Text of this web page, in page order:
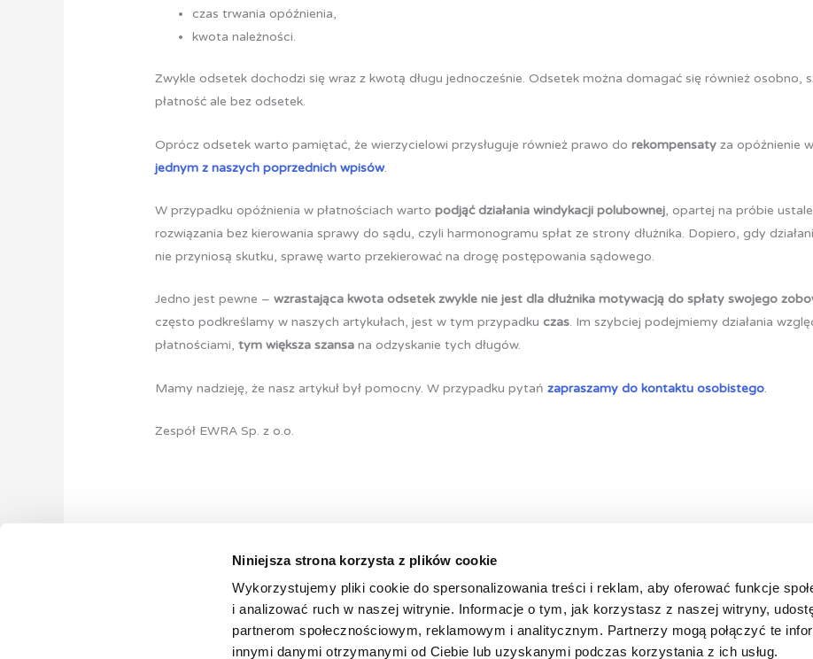
Niniejsza strona korzysta z plików cookie
Wykorzystujemy pliki cookie do spersonalizowania treści i reklam, aby oferować funkcje
i analizować ruch w naszej witrynie. Informacje o tym, jak korzystasz z naszej witryny,
partnerom społecznościowym, reklamowym i analitycznym. Partnerzy mogą połączyć te
innymi danymi otrzymanymi od Ciebie lub uzyskanymi podczas korzystania z ich usług.
czas trwania opóźnienia,
kwota należności.
Zwykle odsetek dochodzi się wraz z kwotą długu jednocześnie. Odsetek można domagać się również osobno,
płatność ale bez odsetek.
Oprócz odsetek warto pamiętać, że wierzycielowi przysługuje również prawo dorekompensaty za opóźnienie
jednym z naszych poprzednich wpisów.
W przypadku opóźnienia w płatnościach wartopodjąć działania windykacji polubownej, opartej na próbie
rozwiązania bez kierowania sprawy do sądu, czyli harmonogramu spłat ze strony dłużnika. Dopiero, gdy
nie przyniosą skutku, sprawę warto przekierować na drogę postępowania sądowego.
Jedno jest pewne –wzrastająca kwota odsetek zwykle nie jest dla dłużnika motywacją do spłaty swojego
często podkreślamy w naszych artykułach, jest w tym przypadkuczas. Im szybciej podejmiemy działania
płatnościami,tym większa szansa na odzyskanie tych długów.
Mamy nadzieję, że nasz artykuł był pomocny. W przypadku pytańzapraszamy do kontaktu osobistego.
Zespół EWRA Sp. z o.o.